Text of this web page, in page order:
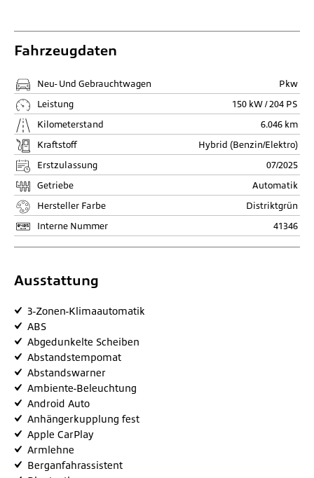
Fahrzeugdaten
Neu- Und Gebrauchtwagen
Pkw
Leistung
150 kW / 204 PS
Kilometerstand
6.046 km
Kraftstoff
Hybrid (Benzin/Elektro)
Erstzulassung
07/2025
Getriebe
Automatik
Hersteller Farbe
Distriktgrün
Interne Nummer
41346
Ausstattung
3-Zonen-Klimaautomatik
ABS
Abgedunkelte Scheiben
Abstandstempomat
Abstandswarner
Ambiente-Beleuchtung
Android Auto
Anhängerkupplung fest
Apple CarPlay
Armlehne
Berganfahrassistent